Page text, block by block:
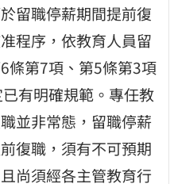
留職停薪期間提前復
程序，依教育人員留
條第7項、第5條第3項
有明確規範。專任教
並非常態，留職停薪
復職，須有不可預期
尚須經各主管教育行